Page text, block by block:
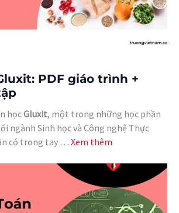
PDF giáo trình +
họcGluxit, một trong những học phần
ngành Sinh học và Công nghệ Thực
có trong tay … Xem thêm